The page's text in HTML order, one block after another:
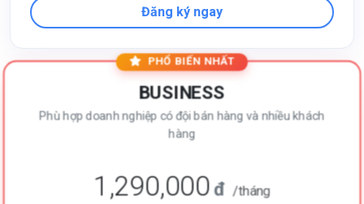
Đăng ký ngay
PHỔ BIẾN NHẤT
BUSINESS
Phù hợp doanh nghiệp có đội bán hàng và nhiều khách
hàng
1,290,000đ /tháng